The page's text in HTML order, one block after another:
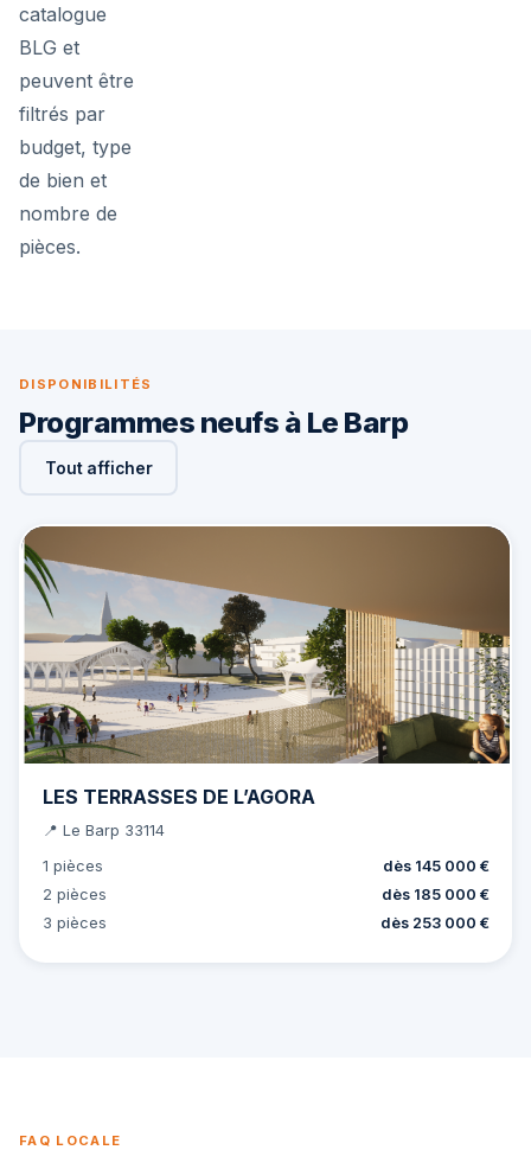
catalogue
BLG et
peuvent être
filtrés par
budget, type
de bien et
nombre de
pièces.
DISPONIBILITÉS
Programmes neufs à Le Barp
Tout afficher
LES TERRASSES DE L’AGORA
📍 Le Barp 33114
1 pièces
dès 145 000 €
2 pièces
dès 185 000 €
3 pièces
dès 253 000 €
FAQ LOCALE